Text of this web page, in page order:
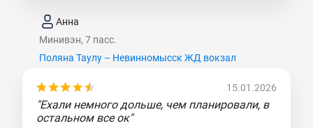
Анна
Минивэн, 7 пасс.
Поляна Таулу – Невинномысск ЖД вокзал
15.01.2026
"Ехали немного дольше, чем планировали, в
остальном все ок"